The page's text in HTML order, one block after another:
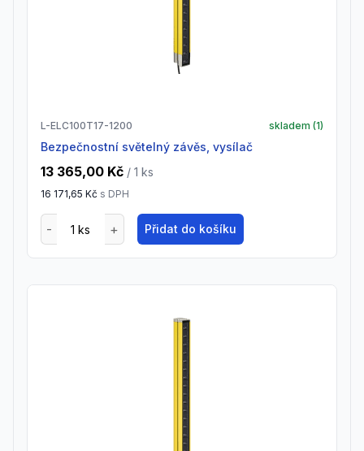
L-ELC100T17-1200 skladem (1)
Bezpečnostní světelný závěs, vysílač
13 365,00 Kč / 1 ks
16 171,65 Kč s DPH
Přidat do košíku